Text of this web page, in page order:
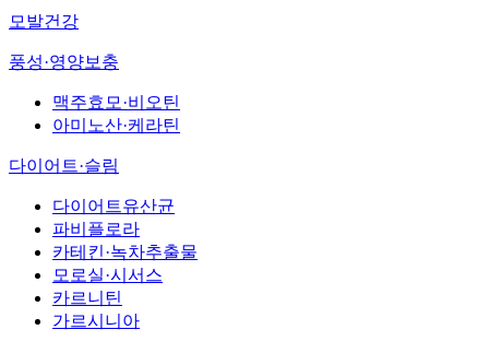
모발건강
풍성·영양보충
맥주효모·비오틴
아미노산·케라틴
다이어트·슬림
다이어트유산균
파비플로라
카테킨·녹차추출물
모로실·시서스
카르니틴
가르시니아